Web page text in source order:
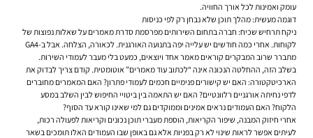
עומק ואמינות לכל אורך החוויה.
דוגמה מעשית: מהלך תוכן שלא נבחן רק לפי כניסות
ניקח תרחיש שכיח: חברה בתחום השירותים מפרסמת סדרת מאמרים על שאלות נפוצות של
לקוחות. אחרי כמה חודשים יש עלייה יפה בתנועה האורגנית. לכאורה, הצלחה. אבל ב-GA4
מתברר שרוב המבקרים קוראים מאמר אחד ויוצאים, כמעט בלי מעבר לעמודי השירות.
בשלב הזה, ההחלטה הנכונה אינה “לכתוב עוד מאמרים” אוטומטית. קודם צריך לבדוק את
הארכיטקטורה: האם יש קישורים פנימיים חכמים לעמודי פתרון? האם המאמרים מחוברים
לדפי נחיתה אורגניים רלוונטיים? האם יש התאמה בין ביטויי החיפוש לבין השלב במסע
הלקוח? האם העמודים נראים אמינים וממוקדים גם למי שאינו קורא עד הסוף?
אחרי חיזוק המבנה, שיפור הקריאות, הוספת מעברי תוכן נכונים וקריאות לפעולה רכות,
לעיתים אפשר לראות שינוי לא רק בפניות אלא גם באופן שבו העמודים האלו תומכים בשאר